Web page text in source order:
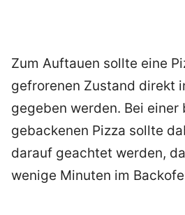
Zum Auftauen sollte eine
gefrorenen Zustand direkt
gegeben werden. Bei einer
gebackenen Pizza sollte
darauf geachtet werden,
wenige Minuten im